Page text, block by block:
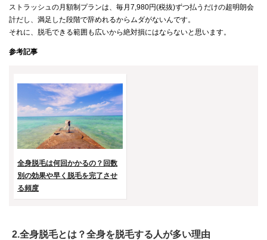
ストラッシュの月額制プランは、毎月7,980円(税抜)ずつ払うだけの超明朗会
計だし、満足した段階で辞めれるからムダがないんです。
それに、脱毛できる範囲も広いから絶対損にはならないと思います。
参考記事
全身脱毛は何回かかるの？回数
別の効果や早く脱毛を完了させ
る頻度
2.全身脱毛とは？全身を脱毛する人が多い理由